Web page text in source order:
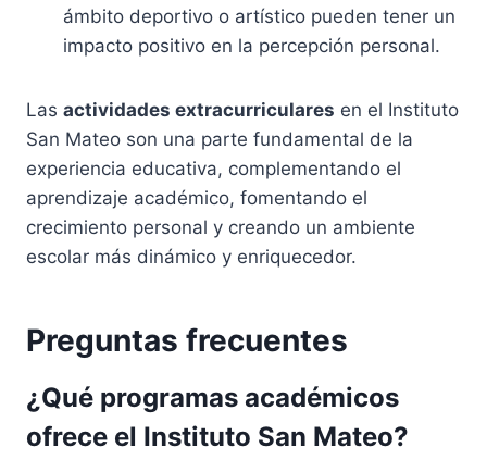
ámbito deportivo o artístico pueden tener un
impacto positivo en la percepción personal.
Las actividades extracurriculares en el Instituto
San Mateo son una parte fundamental de la
experiencia educativa, complementando el
aprendizaje académico, fomentando el
crecimiento personal y creando un ambiente
escolar más dinámico y enriquecedor.
Preguntas frecuentes
¿Qué programas académicos
ofrece el Instituto San Mateo?